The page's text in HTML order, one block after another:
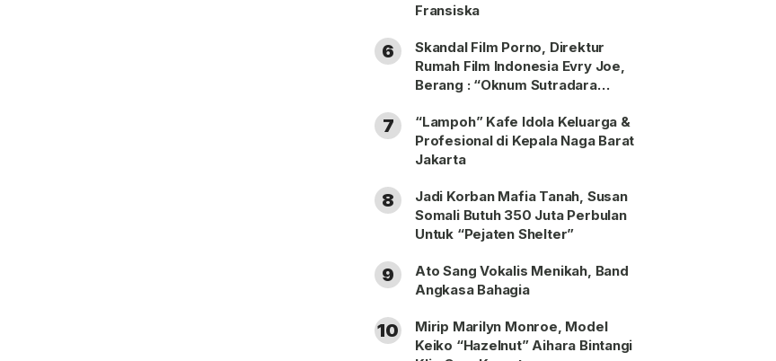
Fransiska
6
Skandal Film Porno, Direktur
Rumah Film Indonesia Evry Joe,
Berang : “Oknum Sutradara
7
“Lampoh” Kafe Idola Keluarga &
Profesional di Kepala Naga Barat
Jakarta
8
Jadi Korban Mafia Tanah, Susan
Somali Butuh 350 Juta Perbulan
Untuk “Pejaten Shelter”
9
Ato Sang Vokalis Menikah, Band
Angkasa Bahagia
10
Mirip Marilyn Monroe, Model
Keiko “Hazelnut” Aihara Bintangi